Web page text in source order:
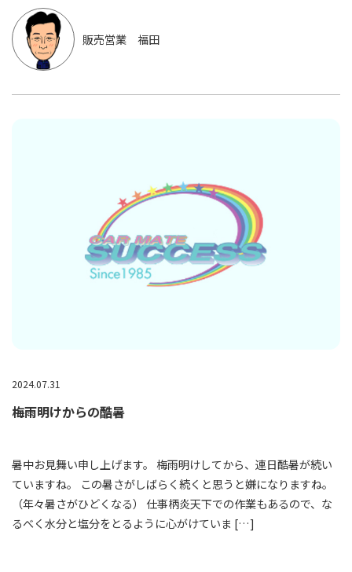
販売営業 福田
2024.07.31
梅雨明けからの酷暑
暑中お見舞い申し上げます。 梅雨明けしてから、連日酷暑が続い
ていますね。 この暑さがしばらく続くと思うと嫌になりますね。
（年々暑さがひどくなる） 仕事柄炎天下での作業もあるので、な
るべく水分と塩分をとるように心がけていま […]